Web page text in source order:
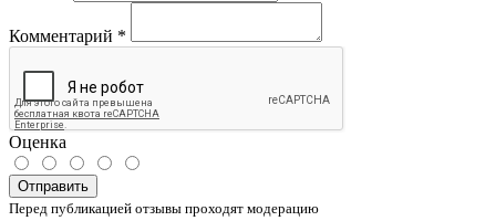
Комментарий *
Оценка
Отправить
Перед публикацией отзывы проходят модерацию